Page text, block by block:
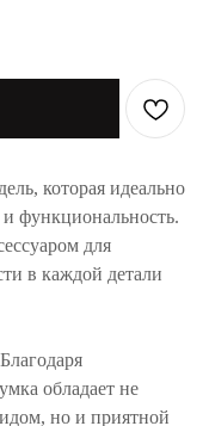
которая идеально
функциональность.
для
в каждой детали
Благодаря
обладает не
но и приятной